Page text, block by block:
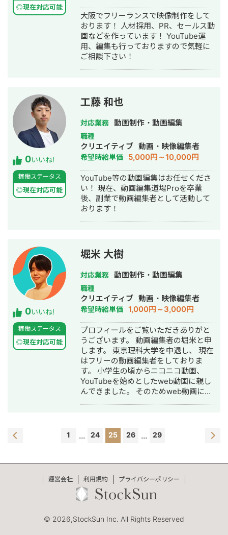
◎現在対応可能
大阪でフリーランスで映像制作をして
おります！ 人材採用、PR、セールス動
画などを作っています！ YouTube運
用、編集も行っておりますので気軽に
ご相談下さい！
0いいね!
稼働ステータス
◎現在対応可能
工藤 和也
対応業務 動画制作・動画編集
職種
クリエイティブ 動画・映像編集者
希望時給単価 5,000円～10,000円
YouTube等の動画編集はお任せくださ
い！ 現在、動画編集道場Proを卒業
後、副業で動画編集者として活動して
おります！
0いいね!
稼働ステータス
◎現在対応可能
堀米 大樹
対応業務 動画制作・動画編集
職種
クリエイティブ 動画・映像編集者
希望時給単価 1,000円～3,000円
プロフィールをご覧いただきありがと
うございます。 動画編集者の堀米と申
します。 東京理科大学を中退し、 現在
はフリーの動画編集者をしておりま
す。 小学生の頃からニコニコ動画、
YouTubeを始めとしたweb動画に親し
んできました。 そのためweb動画に対
1 ... 24 25 26 ... 29
運営会社 利用規約 プライバシーポリシー
© 2026,StockSun Inc. All Rights Reserved